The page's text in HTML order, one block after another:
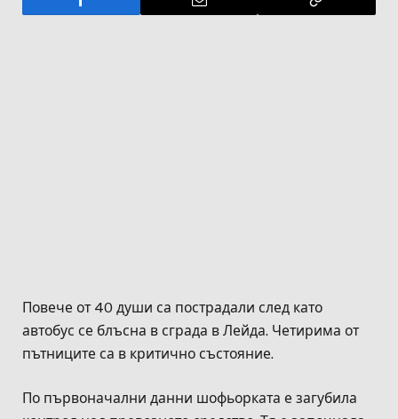
Повече от 40 души са пострадали след като
автобус се блъсна в сграда в Лейда. Четирима от
пътниците са в критично състояние.
По първоначални данни шофьорката е загубила